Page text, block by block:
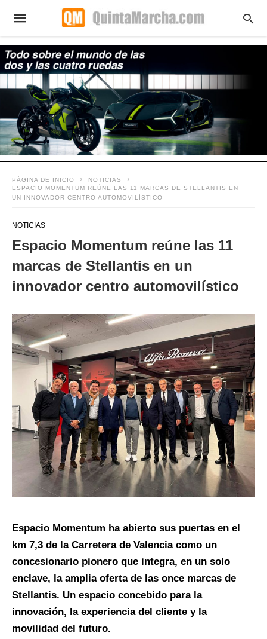
PÁGINA DE INICIO
NOTICIAS
ESPACIO MOMENTUM REÚNE LAS 11 MARCAS DE STELLANTIS EN
UN INNOVADOR CENTRO AUTOMOVILÍSTICO
NOTICIAS
Espacio Momentum reúne las 11
marcas de Stellantis en un
innovador centro automovilístico
Espacio Momentum ha abierto sus puertas en el
km 7,3 de la Carretera de Valencia como un
concesionario pionero que integra, en un solo
enclave, la amplia oferta de las once marcas de
Stellantis. Un espacio concebido para la
innovación, la experiencia del cliente y la
movilidad del futuro.